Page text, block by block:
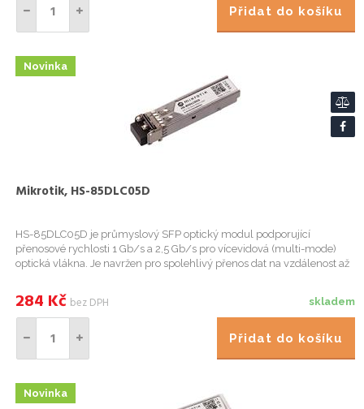
Přidat do košíku
Mikrotik, HS-85DLC05D
HS-85DLC05D je průmyslový SFP optický modul podporující
přenosové rychlosti 1 Gb/s a 2,5 Gb/s pro vícevidová (multi-mode)
optická vlákna. Je navržen pro spolehlivý přenos dat na vzdálenost až
skladem
284 Kč bez DPH
Přidat do košíku
Novinka
Novinka